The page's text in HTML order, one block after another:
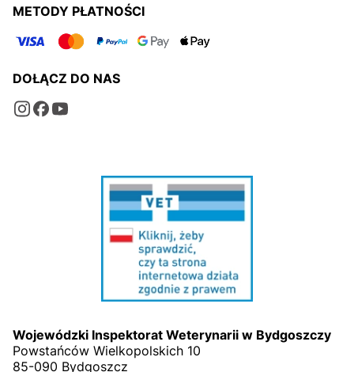
METODY PŁATNOŚCI
DOŁĄCZ DO NAS
Wojewódzki Inspektorat Weterynarii w Bydgoszczy
Powstańców Wielkopolskich 10
85-090 Bydgoszcz